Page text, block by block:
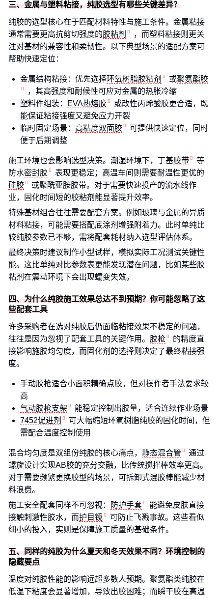
三、金属与塑料粘接，纯胶选型有哪些关键差异？
纯胶的选型核心在于匹配材料特性与施工条件。金属粘接
通常需要更高抗剪切强度的胶粘剂
，而塑料粘接则更关
注对基材的兼容性和柔韧性。以下典型场景的适配方案可
帮助快速定位：
金属结构粘接：优先选择环氧树脂胶粘剂 或聚氨酯胶
，其高强度和耐候性可应对金属的热胀冷缩
塑料件组装：
EVA热熔胶
或改性丙烯酸胶更合适，既
能保证粘接强度又避免应力开裂
临时固定场景： 高粘度双面胶
可提供快速定位，同时
便于后期调整
施工环境也会影响选型决策。潮湿环境下，丁基胶带
等
防水密封胶
表现更稳定；高温车间则需要耐温性更优的
硅胶
或聚酰亚胺胶带。对于需要快速投产的流水线作
业，固化时间短的胶粘剂能显著提升效率。
特殊基材组合往往需要配套方案。例如玻璃与金属的异质
材料粘接，可能需要搭配底涂剂增强附着力。此时单纯比
较纯胶参数已不够，需将配套耗材纳入选型评估体系。
最终决策时建议制作小型试样，模拟实际工况测试关键性
能。这比单纯对比参数表更能发现潜在问题，比如某些胶
粘剂在震动环境下会出现蠕变失效。
四、为什么纯胶施工效果总达不到预期？你可能忽略了这
些配套工具
许多采购者在选对纯胶后仍面临粘接效果不稳定的问题，
往往是因为忽视了配套工具的关键作用。 胶枪
的精度直
接影响施胶均匀度，而固化剂的选择则决定了最终粘接强
度。
手动胶枪适合小面积精确点胶，但对操作者手法要求较
高
气动胶枪支架
能稳定控制出胶量，适合连续作业场景
7452促进剂
可大幅缩短环氧树脂纯胶的固化时间，但
需配合温度控制使用
混合均匀度是双组份纯胶的核心痛点， 静态混合管
通过
螺旋设计实现AB胶的充分交融，比传统搅拌棒效率更高。
对于需要频繁更换胶型的场景，可拆卸式混胶棒能减少材
料浪费。
施工安全配套同样不可忽视：
防护手套
能避免皮肤直接
接触刺激性胶水，而护目镜
可防止飞溅事故。这些看似
细小的投入，实则是保障施工质量的基础条件。
五、同样的纯胶为什么夏天和冬天效果不同？环境控制的
隐藏要点
温度对纯胶性能的影响远超多数人预期。聚氨酯类纯胶在
低温下粘度会显著增加，导致出胶困难；而瞬干胶在高温